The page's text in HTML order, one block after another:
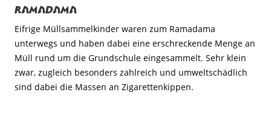
Ramadama
Eifrige Müllsammelkinder waren zum Ramadama
unterwegs und haben dabei eine erschreckende Menge an
Müll rund um die Grundschule eingesammelt. Sehr klein
zwar, zugleich besonders zahlreich und umweltschädlich
sind dabei die Massen an Zigarettenkippen.